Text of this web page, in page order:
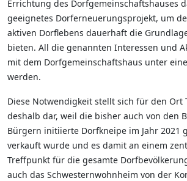
Errichtung des Dorfgemeinschaftshauses
geeignetes Dorferneuerungsprojekt, um
aktiven Dorflebens dauerhaft die
bieten. All die genannten Interessen und
mit dem Dorfgemeinschaftshaus unter
werden.
Diese Notwendigkeit stellt sich für den Ort
deshalb dar, weil die bisher auch von den
Bürgern initiierte Dorfkneipe im Jahr 2021
verkauft wurde und es damit an einem
Treffpunkt für die gesamte
auch das Schwesternwohnheim von der